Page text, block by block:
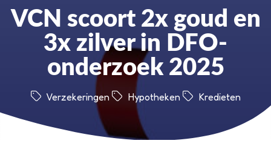
VCN scoort 2x goud en
3x zilver in DFO-
onderzoek 2025
Verzekeringen Hypotheken Kredieten